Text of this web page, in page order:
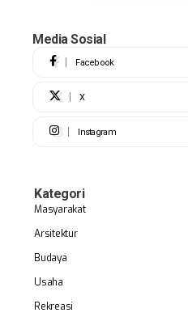
Media Sosial
Facebook
X
Instagram
Kategori
Masyarakat
Arsitektur
Budaya
Usaha
Rekreasi